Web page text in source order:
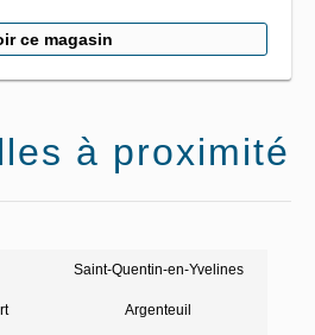
ce magasin
à proximité
Saint-Quentin-en-Yvelines
Argenteuil